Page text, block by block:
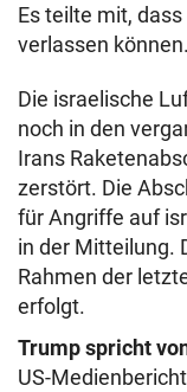
Es teilte mit,
verlassen können.
Die israelische
noch in den
Irans
zerstört. Die
für Angriffe auf
in der Mitteilung.
Rahmen der
erfolgt.
Trump spricht
US-